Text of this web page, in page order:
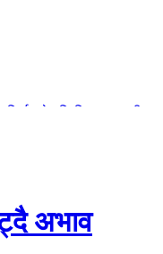
र आविस्कारलाई प्राथमिकता
अभाव